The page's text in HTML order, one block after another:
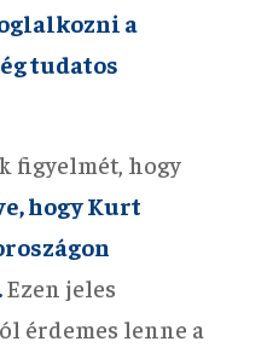
a
tudatos
figyelmét, hogy
hogy Kurt
Ezen jeles
érdemes lenne a